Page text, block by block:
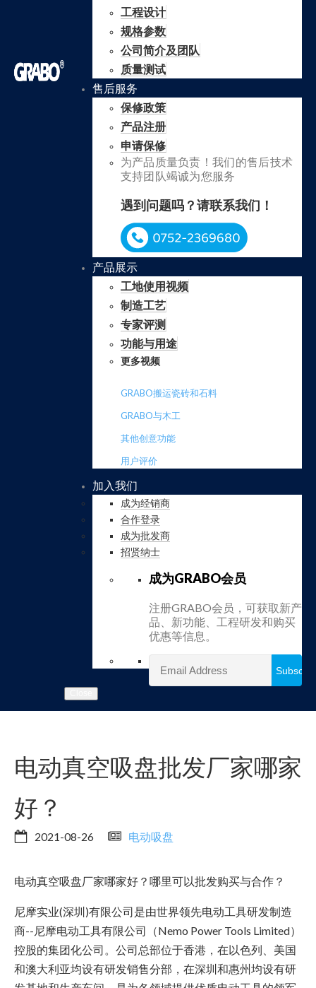
工程设计
规格参数
公司简介及团队
质量测试
售后服务
保修政策
产品注册
申请保修
为产品质量负责！我们的售后技术
支持团队竭诚为您服务
遇到问题吗？请联系我们！
产品展示
工地使用视频
制造工艺
专家评测
功能与用途
更多视频
GRABO搬运瓷砖和石料
GRABO与木工
其他创意功能
用户评价
加入我们
成为经销商
合作登录
成为批发商
招贤纳士
成为GRABO会员
注册GRABO会员，可获取新产
品、新功能、工程研发和购买
优惠等信息。
电动真空吸盘批发厂家哪家
好？
2021-08-26 电动吸盘
电动真空吸盘厂家哪家好？哪里可以批发购买与合作？
尼摩实业(深圳)有限公司是由世界领先电动工具研发制造
商--尼摩电动工具有限公司（Nemo Power Tools Limited）
控股的集团化公司。公司总部位于香港，在以色列、美国
和澳大利亚均设有研发销售分部，在深圳和惠州均设有研